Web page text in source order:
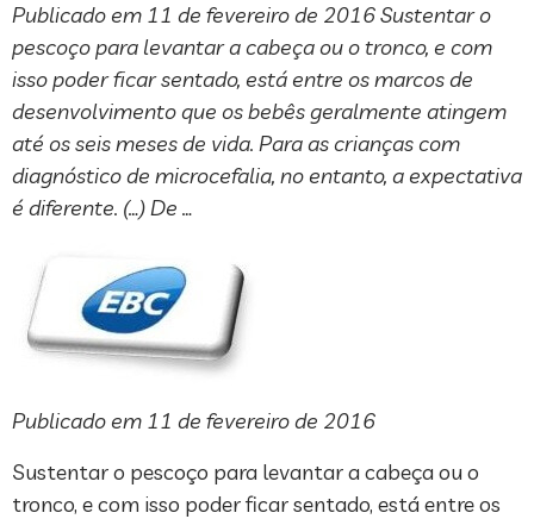
Publicado em 11 de fevereiro de 2016 Sustentar o
pescoço para levantar a cabeça ou o tronco, e com
isso poder ficar sentado, está entre os marcos de
desenvolvimento que os bebês geralmente atingem
até os seis meses de vida. Para as crianças com
diagnóstico de microcefalia, no entanto, a expectativa
é diferente. (…) De …
Publicado em 11 de fevereiro de 2016
Sustentar o pescoço para levantar a cabeça ou o
tronco, e com isso poder ficar sentado, está entre os